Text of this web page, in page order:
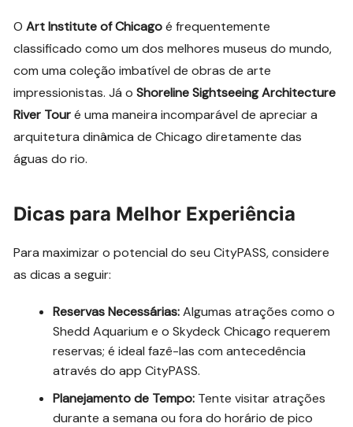
OArt Institute of Chicagoé frequentemente
classificado como um dos melhores museus do mundo,
com uma coleção imbatível de obras de arte
impressionistas. Já oShoreline Sightseeing Architecture
River Touré uma maneira incomparável de apreciar a
arquitetura dinâmica de Chicago diretamente das
águas do rio.
Dicas para Melhor Experiência
Para maximizar o potencial do seu CityPASS, considere
as dicas a seguir:
Reservas Necessárias:Algumas atrações como o
Shedd Aquarium e o Skydeck Chicago requerem
reservas; é ideal fazê-las com antecedência
através do app CityPASS.
Planejamento de Tempo: Tente visitar atrações
durante a semana ou fora do horário de pico